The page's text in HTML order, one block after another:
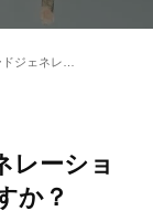
見込客を獲得（リードジェネレーション）する準備はできていますか？
レーショ
か？